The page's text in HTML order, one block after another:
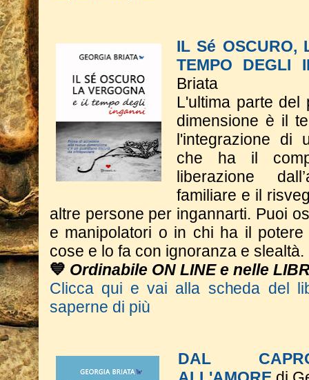
IL Sé OSCURO,
TEMPO DEGLI
Briata
L'ultima parte del
dimensione è il
l'integrazione di
che ha il
liberazione
familiare e il
altre persone per ingannarti. Puoi
e manipolatori o in chi ha il
cose e lo fa con ignoranza e slealtà.
💙 Ordinabile ON LINE e nelle
Clicca qui e vai alla scheda del
saperne di più
DAL